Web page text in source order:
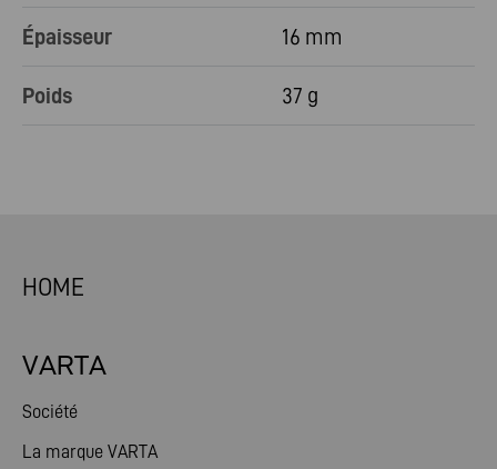
Épaisseur 16 mm
Poids 37 g
HOME
VARTA
Société
La marque VARTA